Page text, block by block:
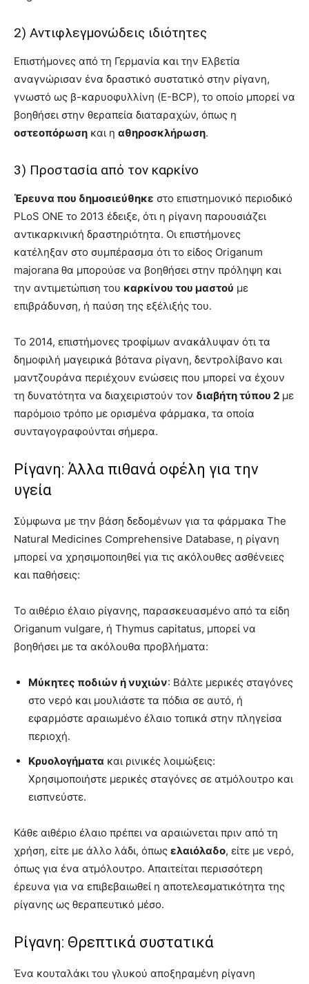
2) Αντιφλεγμονώδεις ιδιότητες
Επιστήμονες από τη Γερμανία και την Ελβετία
αναγνώρισαν ένα δραστικό συστατικό στην ρίγανη,
γνωστό ως β-καρυοφυλλίνη (E-BCP), το οποίο μπορεί να
βοηθήσει στην θεραπεία διαταραχών, όπως η
οστεοπόρωση και η αθηροσκλήρωση.
3) Προστασία από τον καρκίνο
Έρευνα που δημοσιεύθηκε στο επιστημονικό περιοδικό
PLoS ONE το 2013 έδειξε, ότι η ρίγανη παρουσιάζει
αντικαρκινική δραστηριότητα. Οι επιστήμονες
κατέληξαν στο συμπέρασμα ότι το είδος Origanum
majorana θα μπορούσε να βοηθήσει στην πρόληψη και
την αντιμετώπιση του καρκίνου του μαστού με
επιβράδυνση, ή παύση της εξέλιξής του.
Το 2014, επιστήμονες τροφίμων ανακάλυψαν ότι τα
δημοφιλή μαγειρικά βότανα ρίγανη, δεντρολίβανο και
μαντζουράνα περιέχουν ενώσεις που μπορεί να έχουν
τη δυνατότητα να διαχειριστούν τον διαβήτη τύπου 2 με
παρόμοιο τρόπο με ορισμένα φάρμακα, τα οποία
συνταγογραφούνται σήμερα.
Ρίγανη: Άλλα πιθανά οφέλη για την
υγεία
Σύμφωνα με την βάση δεδομένων για τα φάρμακα The
Natural Medicines Comprehensive Database, η ρίγανη
μπορεί να χρησιμοποιηθεί για τις ακόλουθες ασθένειες
και παθήσεις:
Το αιθέριο έλαιο ρίγανης, παρασκευασμένο από τα είδη
Origanum vulgare, ή Thymus capitatus, μπορεί να
βοηθήσει με τα ακόλουθα προβλήματα:
Μύκητες ποδιών ή νυχιών: Βάλτε μερικές σταγόνες
στο νερό και μουλιάστε τα πόδια σε αυτό, ή
εφαρμόστε αραιωμένο έλαιο τοπικά στην πληγείσα
περιοχή.
Κρυολογήματα και ρινικές λοιμώξεις:
Χρησιμοποιήστε μερικές σταγόνες σε ατμόλουτρο και
εισπνεύστε.
Κάθε αιθέριο έλαιο πρέπει να αραιώνεται πριν από τη
χρήση, είτε με άλλο λάδι, όπως ελαιόλαδο, είτε με νερό,
όπως για ένα ατμόλουτρο. Απαιτείται περισσότερη
έρευνα για να επιβεβαιωθεί η αποτελεσματικότητα της
ρίγανης ως θεραπευτικό μέσο.
Ρίγανη: Θρεπτικά συστατικά
Ένα κουταλάκι του γλυκού αποξηραμένη ρίγανη